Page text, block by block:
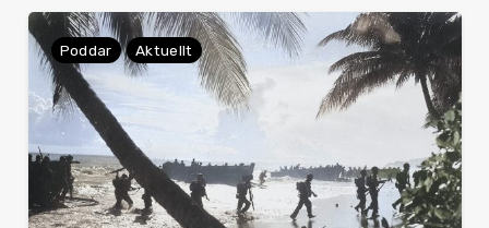
Poddar Aktuellt